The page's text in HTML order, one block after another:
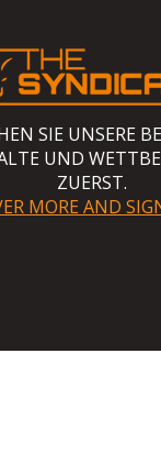
SIE UNSERE
UND
ZUERST.
MORE AND